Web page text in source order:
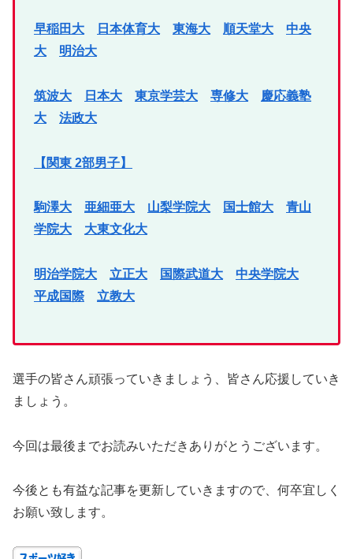
早稲田大 日本体育大 東海大 順天堂大
中央
大
明治大
筑波大 日本大 東京学芸大 専修大
慶応義塾
大
法政大
【関東 2部男子】
駒澤大 亜細亜大 山梨学院大 国士館大
青山
学院大
大東文化大
明治学院大 立正大 国際武道大
中央学院大
平成国際
立教大
選手の皆さん頑張っていきましょう、皆さん応援していき
ましょう。
今回は最後までお読みいただきありがとうございます。
今後とも有益な記事を更新していきますので、何卒宜しく
お願い致します。